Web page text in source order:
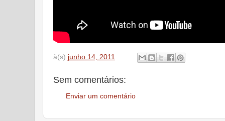
à(s) junho 14, 2011
Sem comentários:
Enviar um comentário